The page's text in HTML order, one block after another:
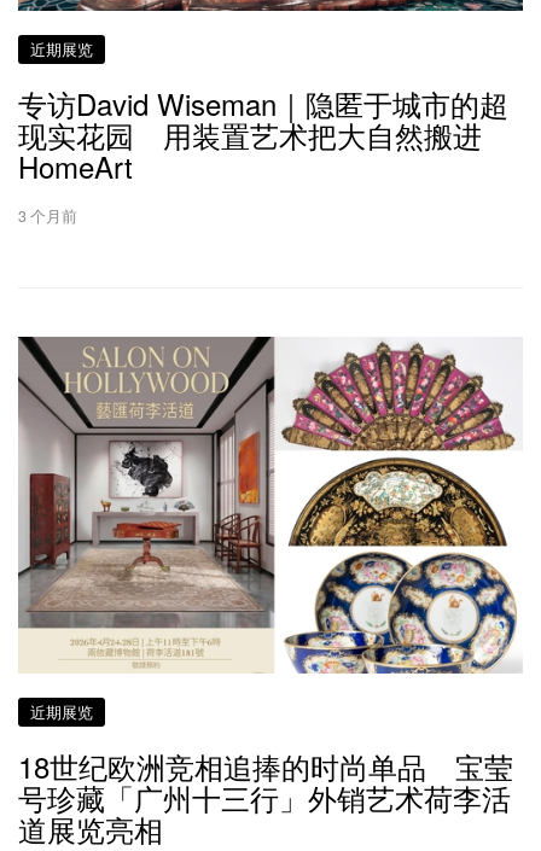
近期展览
专访David Wiseman｜隐匿于城市的超
现实花园 用装置艺术把大自然搬进
HomeArt
3 个月前
近期展览
18世纪欧洲竞相追捧的时尚单品 宝莹
号珍藏「广州十三行」外销艺术荷李活
道展览亮相